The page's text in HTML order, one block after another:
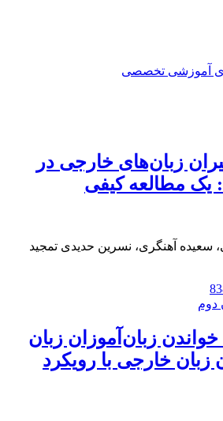
آموزشی تخصصی
زبان‌های خارجی در
مطالعه کیفی
سعیده آهنگری، نسرین حدیدی تمجید
دوم
زبان‌آموزان زبان
زبان خارجی با رویکرد